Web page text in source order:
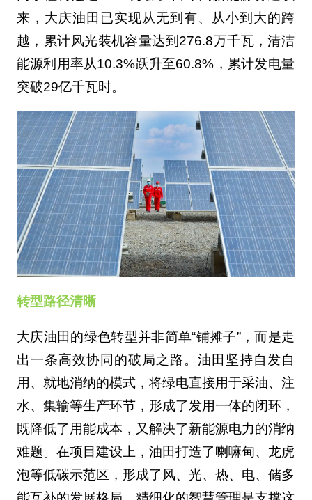
来，大庆油田已实现从无到有、从小到大的跨
越，累计风光装机容量达到276.8万千瓦，清洁
能源利用率从10.3%跃升至60.8%，累计发电量
突破29亿千瓦时。
转型路径清晰
大庆油田的绿色转型并非简单“铺摊子”，而是走
出一条高效协同的破局之路。油田坚持自发自
用、就地消纳的模式，将绿电直接用于采油、注
水、集输等生产环节，形成了发用一体的闭环，
既降低了用能成本，又解决了新能源电力的消纳
难题。在项目建设上，油田打造了喇嘛甸、龙虎
泡等低碳示范区，形成了风、光、热、电、储多